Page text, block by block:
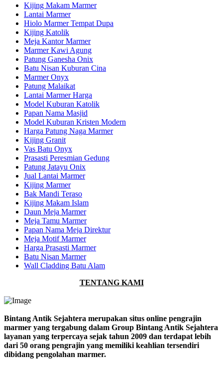
Kijing Makam Marmer
Lantai Marmer
Hiolo Marmer Tempat Dupa
Kijing Katolik
Meja Kantor Marmer
Marmer Kawi Agung
Patung Ganesha Onix
Batu Nisan Kuburan Cina
Marmer Onyx
Patung Malaikat
Lantai Marmer Harga
Model Kuburan Katolik
Papan Nama Masjid
Model Kuburan Kristen Modern
Harga Patung Naga Marmer
Kijing Granit
Vas Batu Onyx
Prasasti Peresmian Gedung
Patung Jatayu Onix
Jual Lantai Marmer
Kijing Marmer
Bak Mandi Teraso
Kijing Makam Islam
Daun Meja Marmer
Meja Tamu Marmer
Papan Nama Meja Direktur
Meja Motif Marmer
Harga Prasasti Marmer
Batu Nisan Marmer
Wall Cladding Batu Alam
TENTANG KAMI
Bintang Antik Sejahtera merupakan situs online pengrajin
marmer yang tergabung dalam Group Bintang Antik Sejahtera
layanan yang terpercaya sejak tahun 2009 dan terdapat lebih
dari 50 orang pengrajin yang memiliki keahlian tersendiri
dibidang pengolahan marmer.